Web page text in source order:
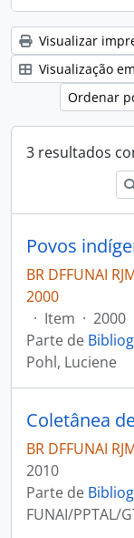
Visualizar
Visualização
Ordenar
3 resultados
Povos
BR DFFUNAI
2000
· Item · 2000
Parte de
Pohl, Luciene
BR DFFUNAI
2010
Parte de
FUNAI/PPTAL/